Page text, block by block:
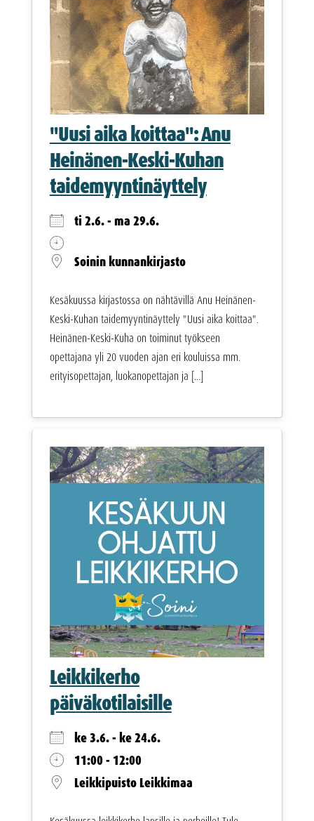
"Uusi aika koittaa": Anu
Heinänen-Keski-Kuhan
taidemyyntinäyttely
ti 2.6. - ma 29.6.
Soinin kunnankirjasto
Kesäkuussa kirjastossa on nähtävillä Anu Heinänen-
Keski-Kuhan taidemyyntinäyttely "Uusi aika koittaa".
Heinänen-Keski-Kuha on toiminut työkseen
opettajana yli 20 vuoden ajan eri kouluissa mm.
erityisopettajan, luokanopettajan ja [...]
Leikkikerho
päiväkotilaisille
ke 3.6. - ke 24.6.
11:00 - 12:00
Leikkipuisto Leikkimaa